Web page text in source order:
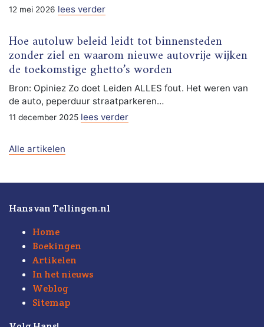
12 mei 2026 lees verder
Hoe autoluw beleid leidt tot binnensteden
zonder ziel en waarom nieuwe autovrije wijken
de toekomstige ghetto’s worden
Bron: Opiniez Zo doet Leiden ALLES fout. Het weren van
de auto, peperduur straatparkeren…
11 december 2025 lees verder
Alle artikelen
Hans van Tellingen.nl
Home
Boekingen
Artikelen
In het nieuws
Weblog
Sitemap